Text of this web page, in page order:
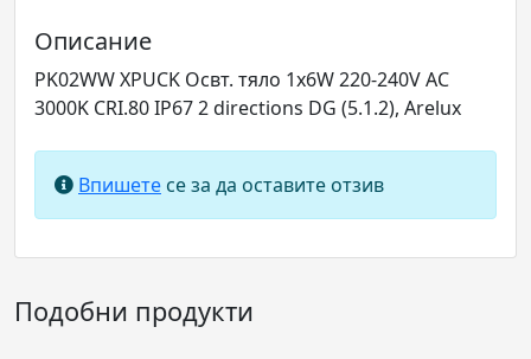
Описание
PK02WW XPUCK Освт. тяло 1x6W 220-240V AC
3000K CRI.80 IP67 2 directions DG (5.1.2), Arelux
Впишете се за да оставите отзив
Подобни продукти